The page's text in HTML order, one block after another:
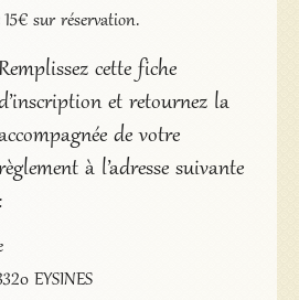
sur réservation.
cette fiche
et retournez la
de votre
à l’adresse suivante
:
EYSINES